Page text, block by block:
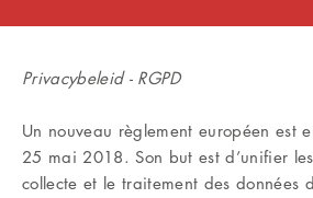
Privacybeleid - RGPD
Un nouveau règlement européen est
25 mai 2018. Son but est d’unifier
collecte et le traitement des données